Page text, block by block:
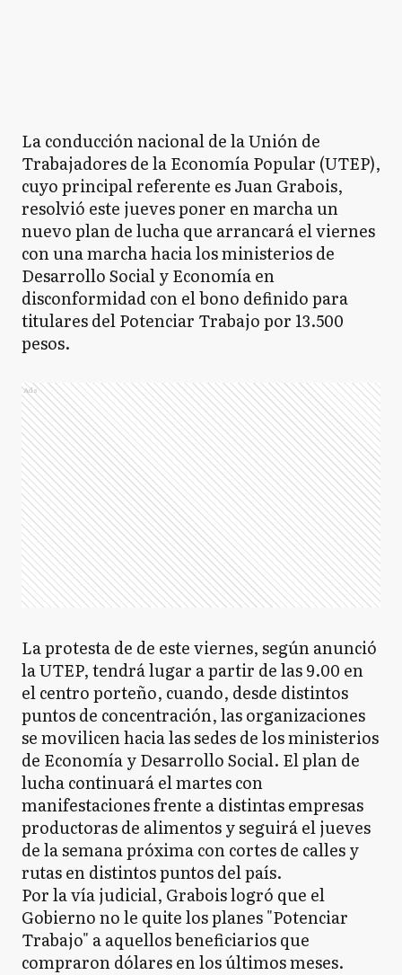
La conducción nacional de la Unión de
Trabajadores de la Economía Popular (UTEP),
cuyo principal referente es Juan Grabois,
resolvió este jueves poner en marcha un
nuevo plan de lucha que arrancará el viernes
con una marcha hacia los ministerios de
Desarrollo Social y Economía en
disconformidad con el bono definido para
titulares del Potenciar Trabajo por 13.500
pesos.
Ads
La protesta de de este viernes, según anunció
la UTEP, tendrá lugar a partir de las 9.00 en
el centro porteño, cuando, desde distintos
puntos de concentración, las organizaciones
se movilicen hacia las sedes de los ministerios
de Economía y Desarrollo Social. El plan de
lucha continuará el martes con
manifestaciones frente a distintas empresas
productoras de alimentos y seguirá el jueves
de la semana próxima con cortes de calles y
rutas en distintos puntos del país.
Por la vía judicial, Grabois logró que el
Gobierno no le quite los planes "Potenciar
Trabajo" a aquellos beneficiarios que
compraron dólares en los últimos meses.